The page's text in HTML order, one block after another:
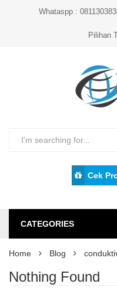
Whataspp :
Pilihan
Cek
CATEGORIES
Home Blog
Nothing Found